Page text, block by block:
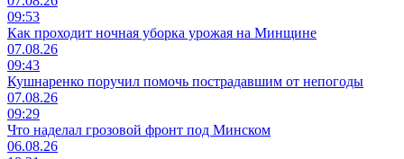
09:53
Как проходит ночная уборка урожая на Минщине
07.08.26
09:43
Кушнаренко поручил помочь пострадавшим от непогоды
07.08.26
09:29
Что наделал грозовой фронт под Минском
06.08.26